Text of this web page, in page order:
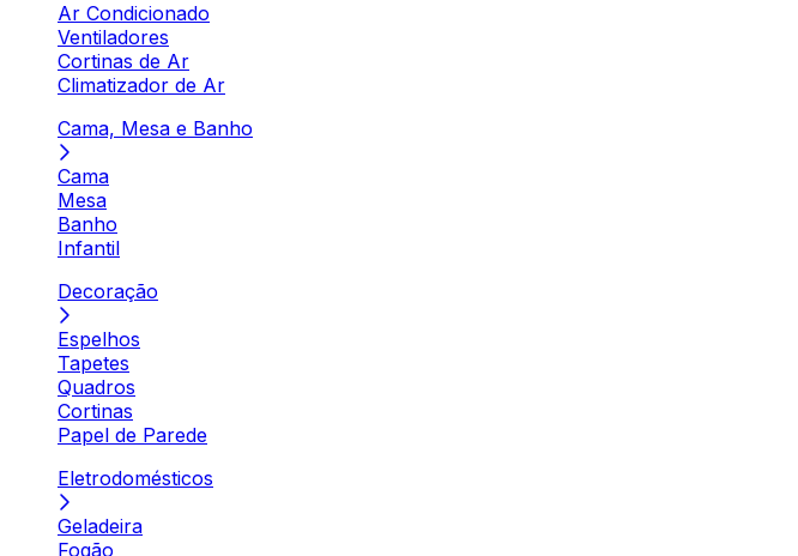
Ar Condicionado
Ventiladores
Cortinas de Ar
Climatizador de Ar
Cama, Mesa e Banho
Cama
Mesa
Banho
Infantil
Decoração
Espelhos
Tapetes
Quadros
Cortinas
Papel de Parede
Eletrodomésticos
Geladeira
Fogão